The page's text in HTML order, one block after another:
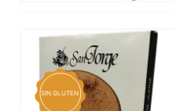
SIN GLUTEN